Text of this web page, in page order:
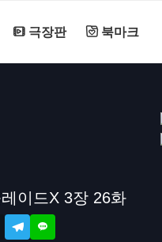
극장판 북마크
이드X 3장 26화